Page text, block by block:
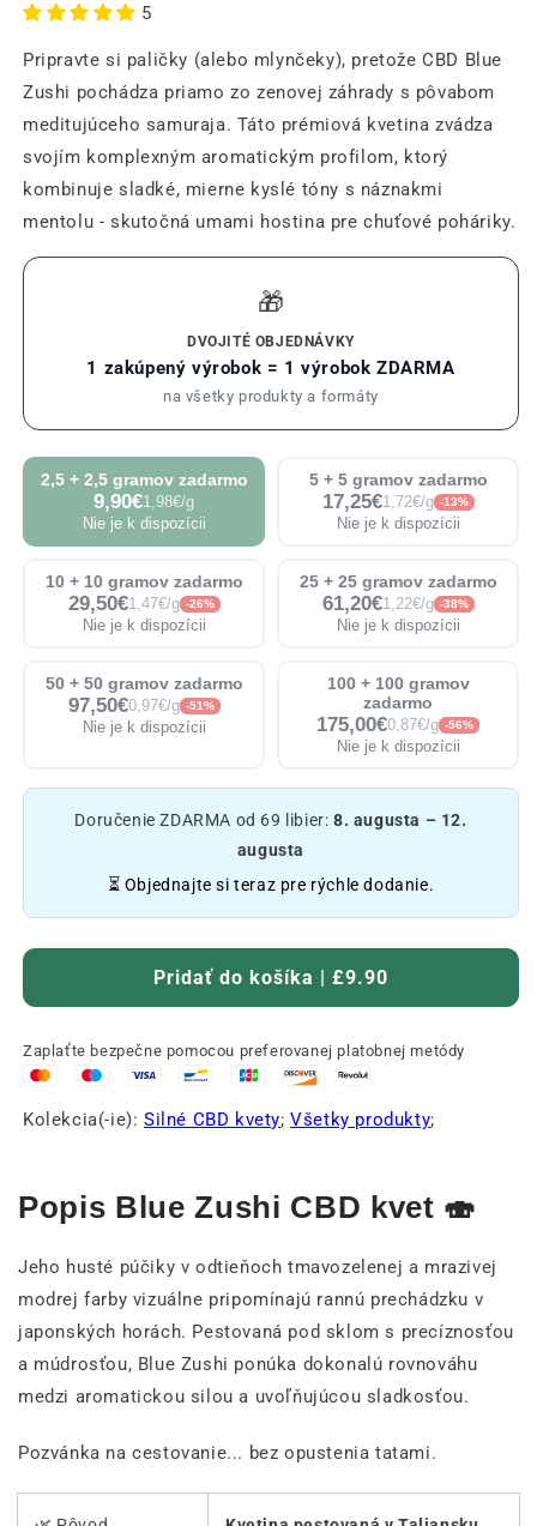
5
Pripravte si paličky (alebo mlynčeky), pretože CBD Blue
Zushi pochádza priamo zo zenovej záhrady s pôvabom
meditujúceho samuraja. Táto prémiová kvetina zvádza
svojím komplexným aromatickým profilom, ktorý
kombinuje sladké, mierne kyslé tóny s náznakmi
mentolu - skutočná umami hostina pre chuťové poháriky.
🎁
DVOJITÉ OBJEDNÁVKY
1 zakúpený výrobok = 1 výrobok ZDARMA
na všetky produkty a formáty
2,5 + 2,5 gramov zadarmo
9,90€1,98€/g
Nie je k dispozícii
5 + 5 gramov zadarmo
17,25€1,72€/g -13%
Nie je k dispozícii
10 + 10 gramov zadarmo
29,50€1,47€/g -26%
Nie je k dispozícii
25 + 25 gramov zadarmo
61,20€1,22€/g -38%
Nie je k dispozícii
50 + 50 gramov zadarmo
97,50€0,97€/g -51%
Nie je k dispozícii
100 + 100 gramov
zadarmo
175,00€0,87€/g -56%
Nie je k dispozícii
Doručenie ZDARMA od 69 libier: 8. augusta – 12.
augusta
⏳ Objednajte si teraz pre rýchle dodanie.
Pridať do košíka | £9.90
Zaplaťte bezpečne pomocou preferovanej platobnej metódy
Kolekcia(-ie): Silné CBD kvety;Všetky produkty;
Popis Blue Zushi CBD kvet 🍣
Jeho husté púčiky v odtieňoch tmavozelenej a mrazivej
modrej farby vizuálne pripomínajú rannú prechádzku v
japonských horách. Pestovaná pod sklom s precíznosťou
a múdrosťou, Blue Zushi ponúka dokonalú rovnováhu
medzi aromatickou silou a uvoľňujúcou sladkosťou.
Pozvánka na cestovanie... bez opustenia tatami.